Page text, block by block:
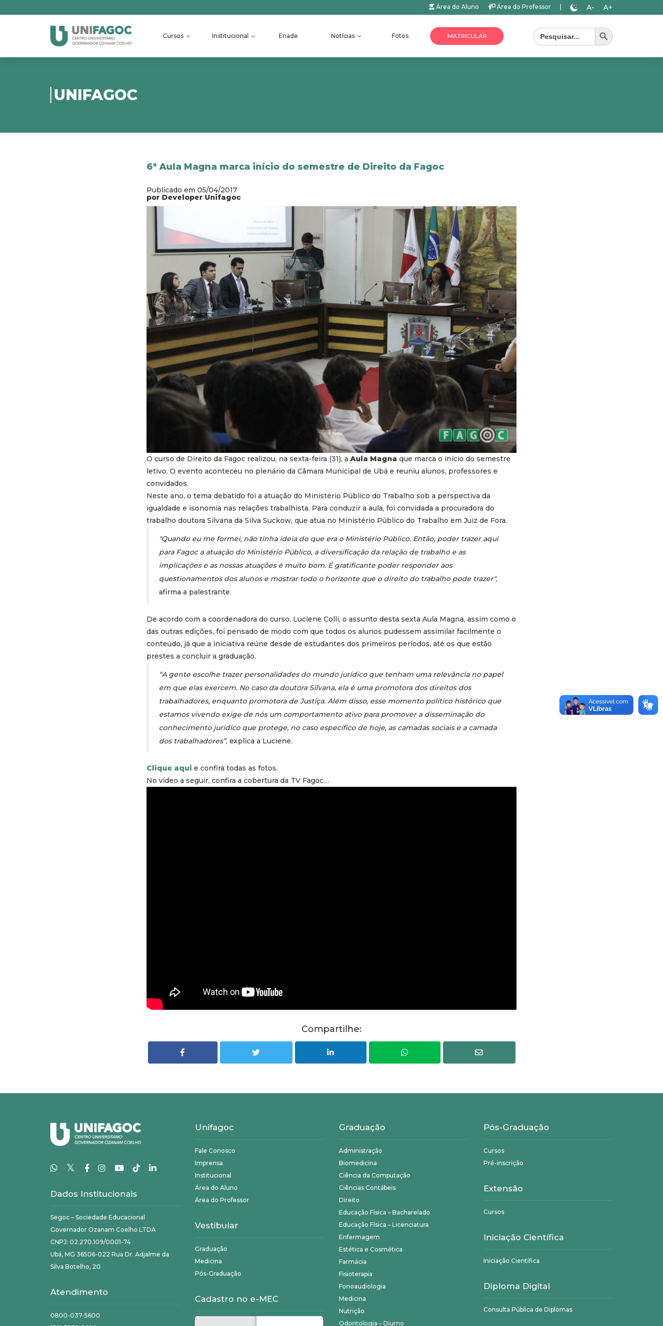
Área do Aluno Área do Professor A- A+
Cursos Institucional Enade Notícias Fotos MATRICULAR
Search
for:
Search Button
UNIFAGOC
6ª Aula Magna marca início do semestre de Direito da Fagoc
Publicado em 05/04/2017
por Developer Unifagoc
O curso de Direito da Fagoc realizou, na sexta-feira (31), a Aula Magna que marca o início do semestre
letivo. O evento aconteceu no plenário da Câmara Municipal de Ubá e reuniu alunos, professores e
convidados.
Neste ano, o tema debatido foi a atuação do Ministério Público do Trabalho sob a perspectiva da
igualdade e isonomia nas relações trabalhista. Para conduzir a aula, foi convidada a procuradora do
trabalho doutora Silvana da Silva Suckow, que atua no Ministério Público do Trabalho em Juiz de Fora.
"Quando eu me formei, não tinha ideia do que era o Ministério Público. Então, poder trazer aqui
para Fagoc a atuação do Ministério Público, a diversificação da relação de trabalho e as
implicações e as nossas atuações é muito bom. É gratificante poder responder aos
questionamentos dos alunos e mostrar todo o horizonte que o direito do trabalho pode trazer",
afirma a palestrante.
De acordo com a coordenadora do curso, Luciene Colli, o assunto desta sexta Aula Magna, assim como o
das outras edições, foi pensado de modo com que todos os alunos pudessem assimilar facilmente o
conteúdo, já que a iniciativa reúne desde de estudantes dos primeiros períodos, até os que estão
prestes a concluir a graduação.
“A gente escolhe trazer personalidades do mundo jurídico que tenham uma relevância no papel
em que elas exercem. No caso da doutora Silvana, ela é uma promotora dos direitos dos
trabalhadores, enquanto promotora de Justiça. Além disso, esse momento político histórico que
estamos vivendo exige de nós um comportamento ativo para promover a disseminação do
conhecimento jurídico que protege, no caso específico de hoje, as camadas sociais e a camada
dos trabalhadores”, explica a Luciene.
Clique aqui e confira todas as fotos.
No vídeo a seguir, confira a cobertura da TV Fagoc…
Compartilhe:
𝕏
Dados Institucionais
Segoc – Sociedade Educacional
Governador Ozanam Coelho LTDA
CNPJ: 02.270.109/0001-74
Ubá, MG 36506-022 Rua Dr. Adjalme da
Silva Botelho, 20
Atendimento
0800-037-5600
Unifagoc
Fale Conosco
Imprensa
Institucional
Área do Aluno
Área do Professor
Vestibular
Graduação
Medicina
Pós-Graduação
Cadastro no e-MEC
Graduação
Administração
Biomedicina
Ciência da Computação
Ciências Contábeis
Direito
Educação Física – Bacharelado
Educação Física – Licenciatura
Enfermagem
Estética e Cosmética
Farmácia
Fisioterapia
Fonoaudiologia
Medicina
Nutrição
Odontologia – Diurno
Pós-Graduação
Cursos
Pré-inscrição
Extensão
Cursos
Iniciação Científica
Iniciação Científica
Diploma Digital
Consulta Pública de Diplomas